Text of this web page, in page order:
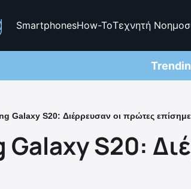
SmartphonesHow-ToΤεχνητή
Galaxy S20: Διέρρευσαν οι πρώτες
Galaxy S20: